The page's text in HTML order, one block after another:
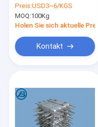
Opfermagnesium-
Legierungs-Anode
für Boot
Preis:USD3~6/KGS
MOQ:100Kg
Holen Sie sich aktuelle Preis
Kontakt